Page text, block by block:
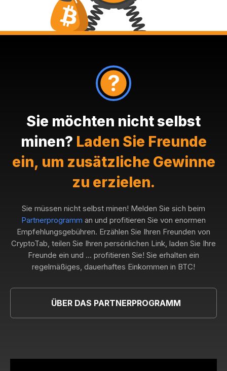
Sie möchten nicht selbst
minen? Laden Sie Freunde
ein, um zusätzliche Gewinne
zu erzielen.
Sie müssen nicht selbst minen! Melden Sie sich beim
Partnerprogramm an und profitieren Sie von enormen
Empfehlungsgebühren. Erzählen Sie Ihren Freunden von
CryptoTab, teilen Sie Ihren persönlichen Link, laden Sie Ihre
Freunde ein und ... profitieren Sie! Sie erhalten ein
regelmäßiges, dauerhaftes Einkommen in BTC!
ÜBER DAS PARTNERPROGRAMM